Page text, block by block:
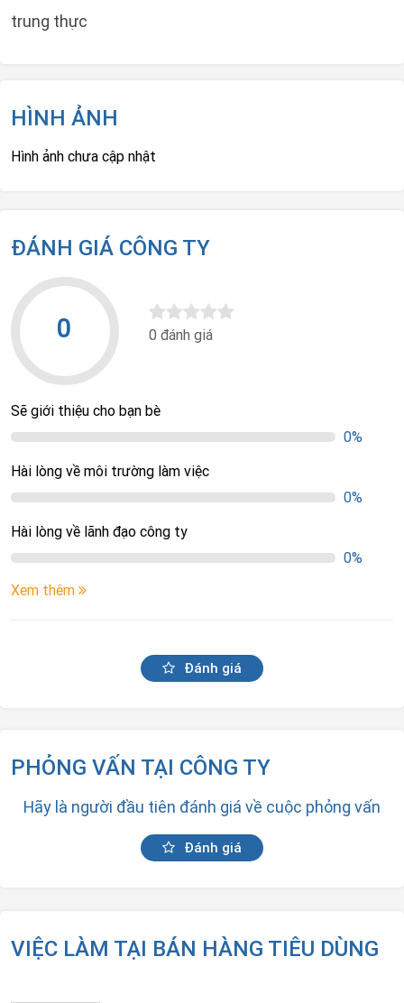
trung thực
HÌNH ẢNH
Hình ảnh chưa cập nhật
ĐÁNH GIÁ CÔNG TY
0 0 đánh giá
Sẽ giới thiệu cho bạn bè
0%
Hài lòng về môi trường làm việc
0%
Hài lòng về lãnh đạo công ty
0%
Xem thêm
Đánh giá
PHỎNG VẤN TẠI CÔNG TY
Hãy là người đầu tiên đánh giá về cuộc phỏng vấn
Đánh giá
VIỆC LÀM TẠI BÁN HÀNG TIÊU DÙNG